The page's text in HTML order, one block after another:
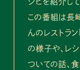
この番組は長
んのレストラ
の様子や、レ
ついての話、